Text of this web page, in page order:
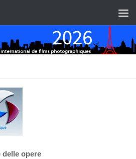
delle opere